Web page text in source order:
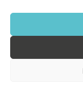
GFA